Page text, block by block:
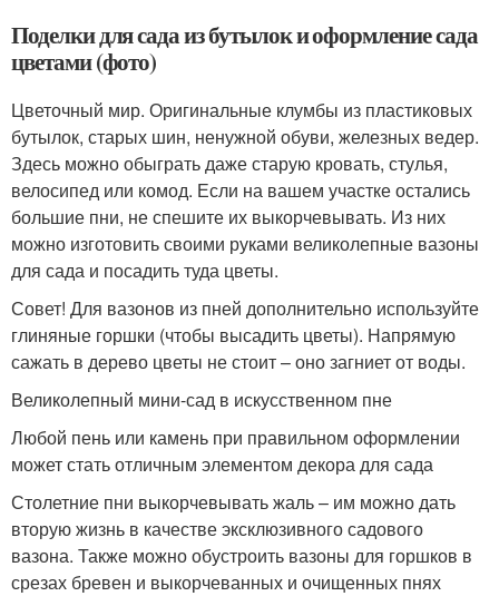
Поделки для сада из бутылок и оформление сада
цветами (фото)
Цветочный мир. Оригинальные клумбы из пластиковых
бутылок, старых шин, ненужной обуви, железных ведер.
Здесь можно обыграть даже старую кровать, стулья,
велосипед или комод. Если на вашем участке остались
большие пни, не спешите их выкорчевывать. Из них
можно изготовить своими руками великолепные вазоны
для сада и посадить туда цветы.
Совет! Для вазонов из пней дополнительно используйте
глиняные горшки (чтобы высадить цветы). Напрямую
сажать в дерево цветы не стоит – оно загниет от воды.
Великолепный мини-сад в искусственном пне
Любой пень или камень при правильном оформлении
может стать отличным элементом декора для сада
Столетние пни выкорчевывать жаль – им можно дать
вторую жизнь в качестве эксклюзивного садового
вазона. Также можно обустроить вазоны для горшков в
срезах бревен и выкорчеванных и очищенных пнях